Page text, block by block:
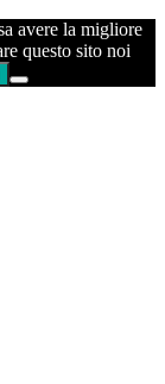
avere la migliore
questo sito noi